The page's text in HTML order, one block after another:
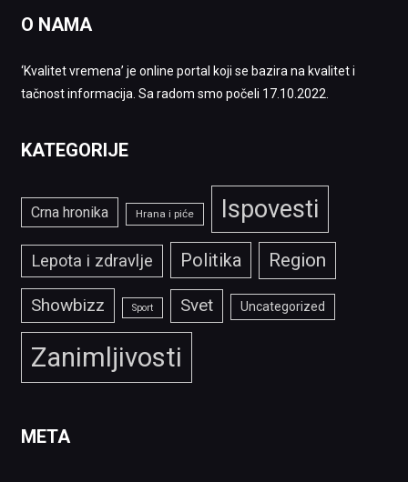
O NAMA
‘Kvalitet vremena’ je online portal koji se bazira na kvalitet i
tačnost informacija. Sa radom smo počeli 17.10.2022.
KATEGORIJE
Crna hronika Hrana i piće Ispovesti
Lepota i zdravlje Politika Region
Showbizz Sport Svet Uncategorized
Zanimljivosti
META